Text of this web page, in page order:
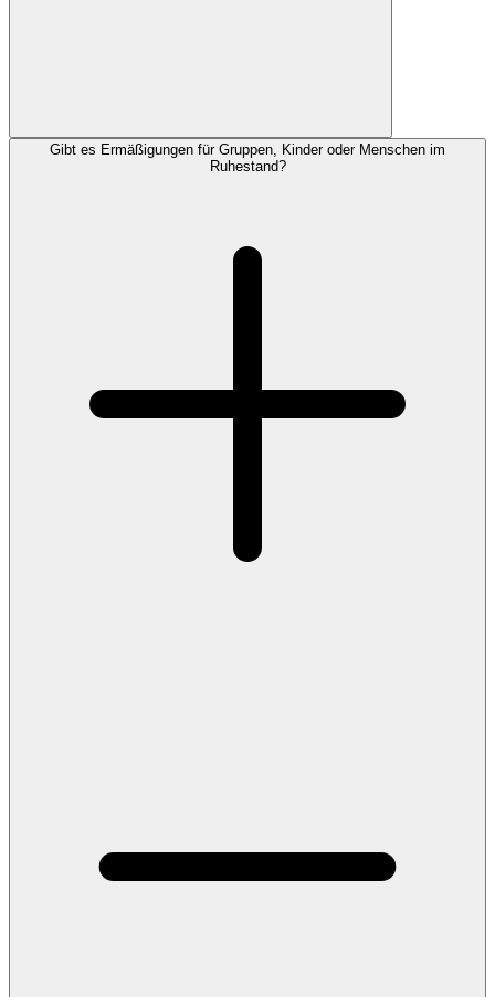
Gibt es Ermäßigungen für Gruppen, Kinder oder Menschen im
Ruhestand?